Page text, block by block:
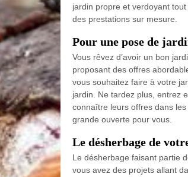
jardin propre et verdoyant
des prestations sur mesure.
Pour une pose de
Vous rêvez d’avoir un bon
proposant des offres
vous souhaitez faire à votre
jardin. Ne tardez plus, entrez
connaître leurs offres dans
grande ouverte pour vous.
Le désherbage de
Le désherbage faisant partie
vous avez des projets allant